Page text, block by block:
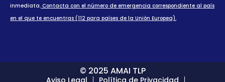
inmediata. Contacta con el número de emergencia correspondiente al país
en el que te encuentras (112 para países de la Unión Europea).
© 2025 AMAI TLP
Aviso Legal Política de Privacidad